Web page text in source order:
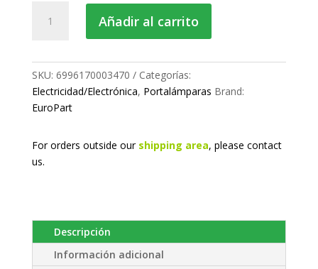
Portalámparas
Añadir al carrito
SKU: 6996170003470
Categorías:
Electricidad/Electrónica, Portalámparas Brand:
EuroPart
For orders outside our shipping area, please contact
us.
Descripción
Información adicional